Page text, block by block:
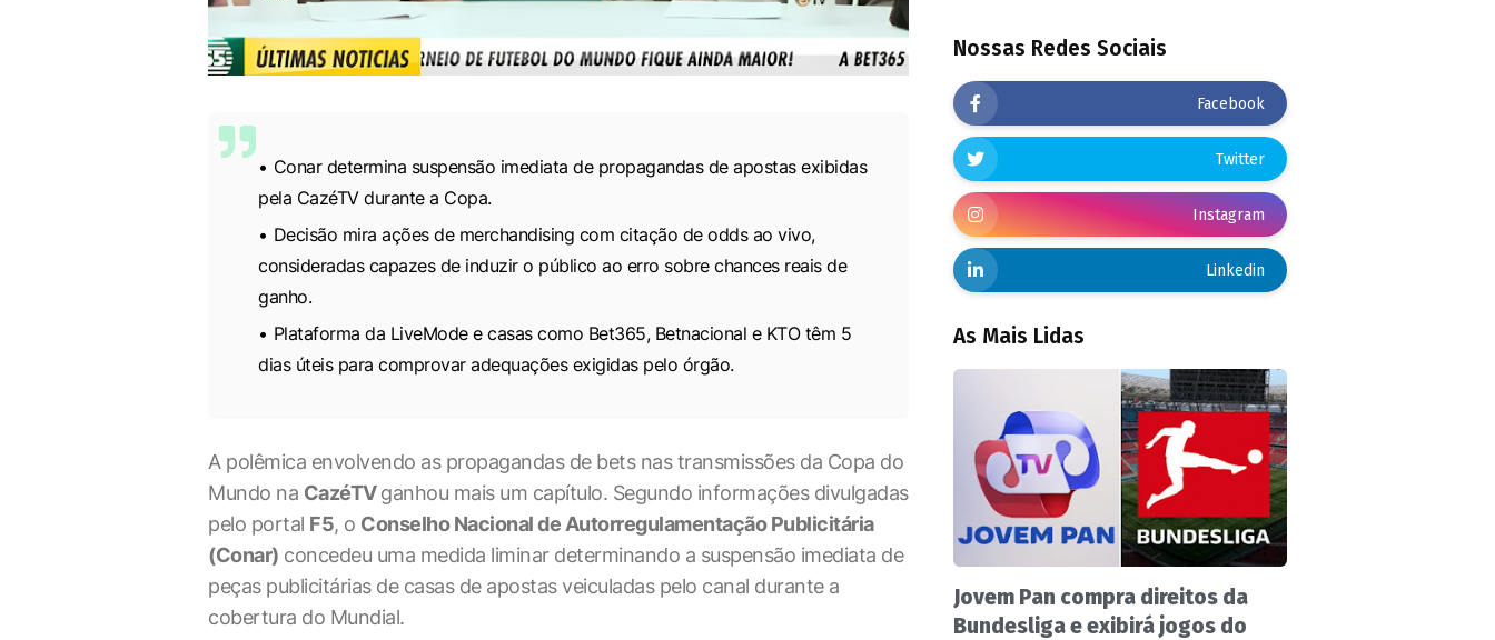
Conar determina suspensão imediata de propagandas de apostas exibidas
pela CazéTV durante a Copa.
Decisão mira ações de merchandising com citação de odds ao vivo,
consideradas capazes de induzir o público ao erro sobre chances reais de
ganho.
Plataforma da LiveMode e casas como Bet365, Betnacional e KTO têm 5
dias úteis para comprovar adequações exigidas pelo órgão.
A polêmica envolvendo as propagandas de bets nas transmissões da Copa do
Mundo na CazéTVganhou mais um capítulo. Segundo informações divulgadas
pelo portal F5, o Conselho Nacional de Autorregulamentação Publicitária
(Conar) concedeu uma medida liminar determinando a suspensão imediata de
peças publicitárias de casas de apostas veiculadas pelo canal durante a
cobertura do Mundial.
Nossas Redes Sociais
Facebook
Twitter
Instagram
Linkedin
As Mais Lidas
Jovem Pan compra direitos da
Bundesliga e exibirá jogos do